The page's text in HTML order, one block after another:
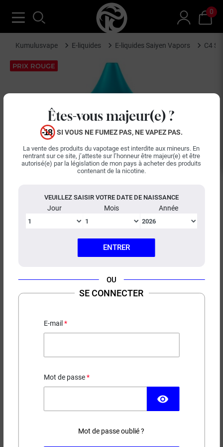
Êtes-vous majeur(e) ?
SI VOUS NE FUMEZ PAS, NE VAPEZ PAS.
La vente des produits du vapotage est interdite aux mineurs. En
rentrant sur ce site, j’atteste sur l’honneur être majeur(e) et être
autorisé(e) par la législation de mon pays à acheter des produits
contenant de la nicotine.
VEUILLEZ SAISIR VOTRE DATE DE NAISSANCE
Jour Mois Année
ENTRER
OU
SE CONNECTER
E-mail
Mot de passe
visibility
Mot de passe oublié ?
0
Kumulusvape E-liquides E-liquides Saiyen Vapors C4
PRIX ROUGE
E-LIQUIDE C4 SAIYEN VAPORS
PRIX ROUGE
3,50 €
Contenance Taux de nicotine